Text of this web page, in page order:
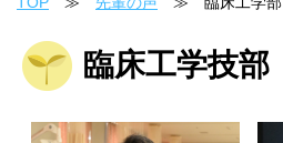
臨床工学技部